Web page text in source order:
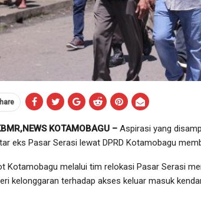
KOTAMOBAGU – Aspirasi yang
eks Pasar Serasi lewat DPRD Kotamobagu
Kotamobagu melalui tim relokasi Pasar Serasi
kelonggaran terhadap akses keluar masuk